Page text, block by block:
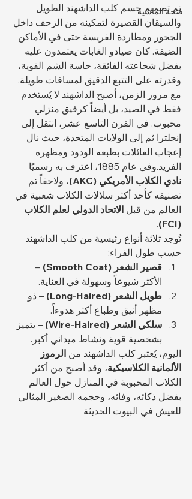
صحة الماشية
تم تصميم جسم كلب الداشهند الطويل
والسيقان القصيرة لتمكينه من الزحف داخل
الجحور ومطاردة الفريسة حتى في الأماكن
الضيقة. كان صيادو الغابات يعتمدون عليه
بفضل شجاعته الفائقة، حاسة الشم القوية،
وقدرته على التتبع الدقيق لمسافات طويلة.
مع مرور الزمن، أصبح الداشهند لا يُستخدم
فقط في الصيد، بل أيضاً كرفيق منزلي
محبوب. في القرن التاسع عشر، انتقل إلى
إنجلترا ثم إلى الولايات المتحدة، حيث نال
إعجاب العائلات بطبعه الودود ومظهره
الفريد.وفي عام 1885، اعترف به رسميًا
نادي الكلاب الأمريكي (AKC)
، ولاحقاً تم
تصنيفه كأحد أكثر سلالات الكلاب شعبية في
العالم من قبل الاتحاد الدولي لعلم الكلاب
(FCI)
.
تُوجد ثلاثة أنواع رئيسية من كلب الداشهند
حسب طول الفراء:
قصير الشعر (Smooth Coat)
–
الأكثر شيوعاً وسهولة في العناية.
طويل الشعر (Long-Haired)
– ذو
مظهر أنيق وطباع أكثر هدوءاً.
سلكي الشعر (Wire-Haired)
– يتميز
بشخصية قوية ونشاط ميداني أكبر.
اليوم، يُعتبر كلب الداشهند من الرموز
الألمانية الكلاسيكية، وقد أصبح من أكثر
الكلاب المحبوبة في المنازل حول العالم
بفضل ذكائه، وفائه، وحجمه الصغير المثالي
للعيش في البيوت الحديثة